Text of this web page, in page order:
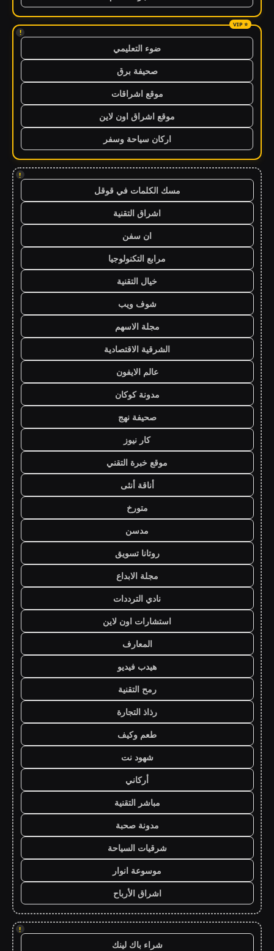
!
ضوء التعليمي
صحيفة برق
موقع اشراقات
موقع اشراق اون لاين
اركان سياحة وسفر
!
مسك الكلمات في قوقل
اشراق التقنية
ان سفن
مرابع التكنولوجيا
خيال التقنية
شوف ويب
مجلة الاسهم
الشرقية الاقتصادية
عالم الايفون
مدونة كوكان
صحيفة نهج
كار نيوز
موقع خبرة التقني
أناقة أنثى
متورخ
مدسن
روتانا تسويق
مجلة الابداع
نادي الترددات
استشارات اون لاين
المعارف
هيدب فيديو
رمح التقنية
رذاذ التجارة
طعم وكيف
شهود نت
أركاني
مباشر التقنية
مدونة صحبة
شرقيات السياحة
موسوعة انوار
اشراق الأرباح
!
شراء باك لينك